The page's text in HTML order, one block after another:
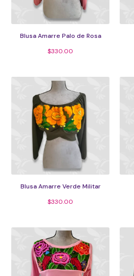
Blusa Amarre Palo de Rosa
$330.00
Blusa Amarre Verde Militar
$330.00